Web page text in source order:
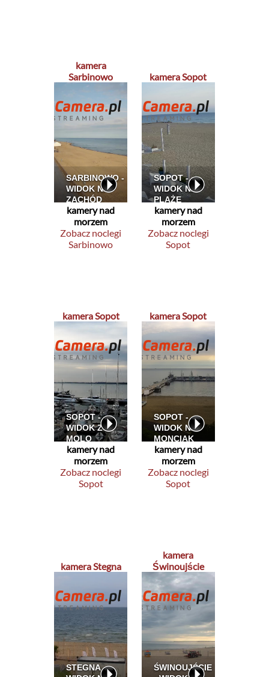
kamera
Sarbinowo
kamery nad
morzem
Zobacz noclegi
Sarbinowo
kamera Sopot
kamery nad
morzem
Zobacz noclegi
Sopot
kamera Sopot
kamery nad
morzem
Zobacz noclegi
Sopot
kamera Sopot
kamery nad
morzem
Zobacz noclegi
Sopot
kamera Stegna
kamera
Świnoujście